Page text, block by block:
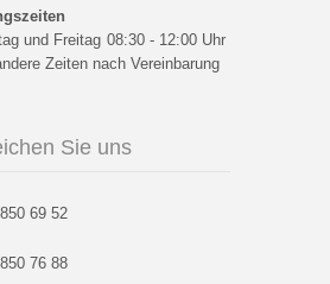
und Freitag 08:30 - 12:00 Uhr
Zeiten nach Vereinbarung
Sie uns
69 52
76 88